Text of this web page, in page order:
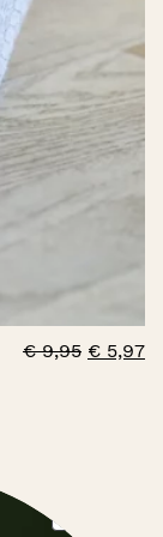
€9,95 € 5,97